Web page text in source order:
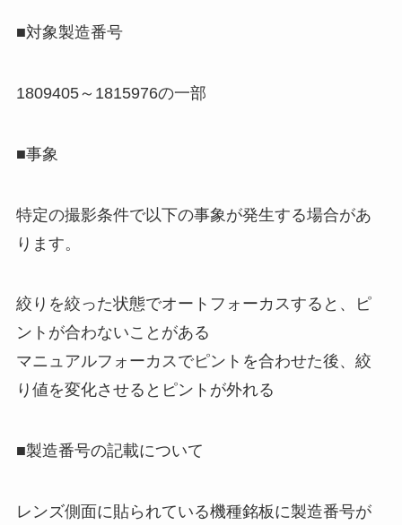
■対象製造番号
1809405～1815976の一部
■事象
特定の撮影条件で以下の事象が発生する場合があ
ります。
絞りを絞った状態でオートフォーカスすると、ピ
ントが合わないことがある
マニュアルフォーカスでピントを合わせた後、絞
り値を変化させるとピントが外れる
■製造番号の記載について
レンズ側面に貼られている機種銘板に製造番号が